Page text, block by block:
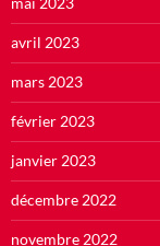
avril 2023
mars 2023
février 2023
janvier 2023
décembre 2022
novembre 2022